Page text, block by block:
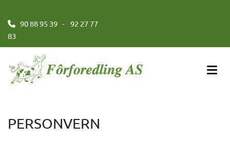
 90 88 95 39 - 92 27 77
83
PERSONVERN